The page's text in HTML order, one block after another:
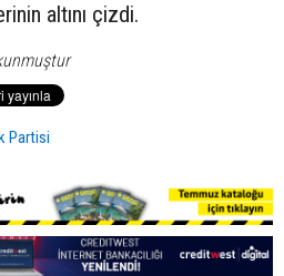
altını çizdi.
Partisi